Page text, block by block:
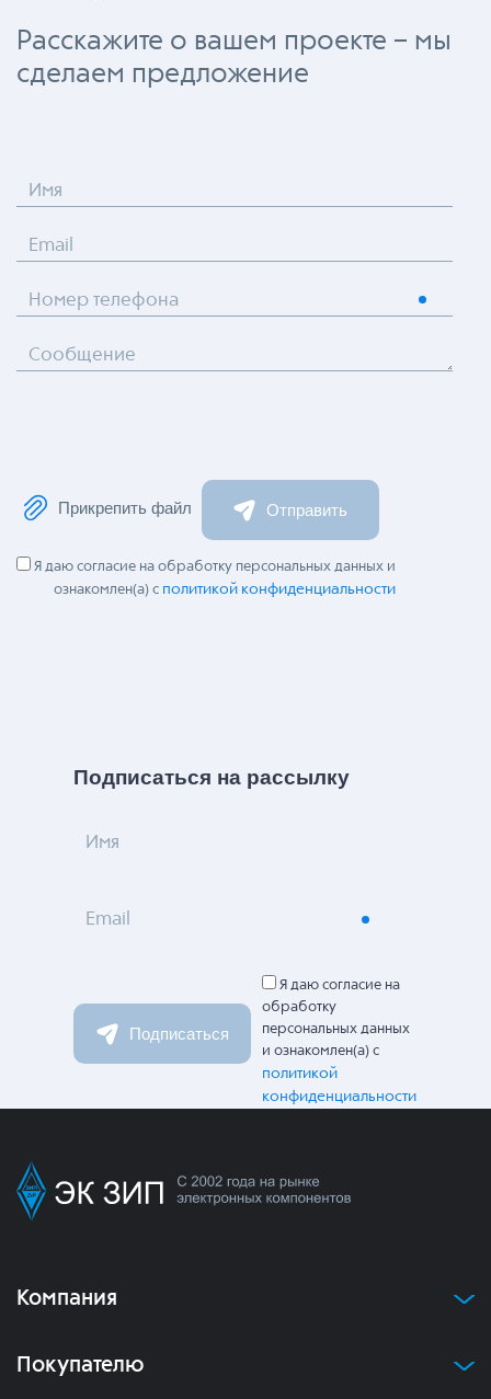
Расскажите о вашем проекте – мы
сделаем предложение
Имя
Email
Номер телефона
Сообщение
Прикрепить файл Отправить
Я даю согласие на обработку персональных данных и
ознакомлен(а) с политикой конфиденциальности
Подписаться на рассылку
Имя
Email
Подписаться
Я даю согласие на
обработку
персональных данных
и ознакомлен(а) с
политикой
конфиденциальности
Компания
Покупателю